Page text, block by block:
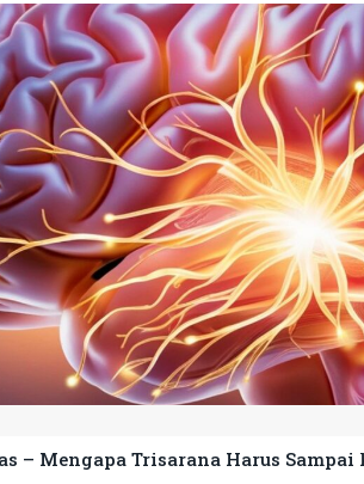
– Mengapa Trisarana Harus Sampai